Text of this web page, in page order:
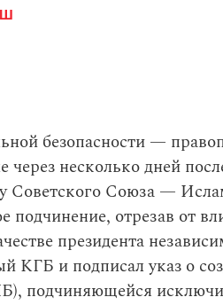
безопасности —
несколько дней
Советского Союза —
подчинение, отрезав от
президента
КГБ и подписал указ о
подчиняющейся